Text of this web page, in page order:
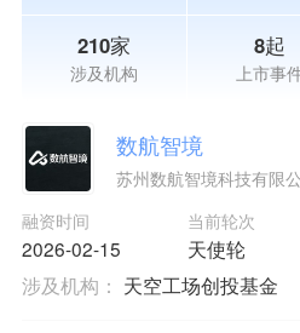
210家
涉及机构
8起
上市事
数航智境
苏州数航智境科技有限
融资时间
2026-02-15
当前轮次
天使轮
涉及机构： 天空工场创投基金